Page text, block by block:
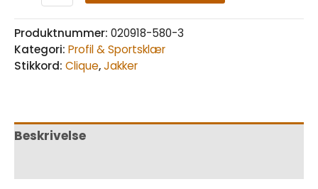
Produktnummer: 020918-580-3
Kategori: Profil & Sportsklær
Stikkord: Clique,Jakker
Beskrivelse